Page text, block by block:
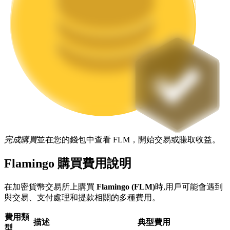
一鍵質押鎖定高收益
Launchpool
活期質押獲得熱門資產
完成購買並在您的錢包中查看 FLM，開始交易或賺取收益。
Flamingo 購買費用說明
在加密貨幣交易所上購買 Flamingo (FLM)時,用戶可能會遇到
與交易、支付處理和提款相關的多種費用。
費用類
型
描述
典型費用